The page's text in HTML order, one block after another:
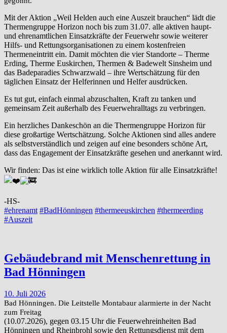
Mit der Aktion „Weil Helden auch eine Auszeit brauchen“ lädt die
Thermengruppe Horizon noch bis zum 31.07. alle aktiven haupt-
und ehrenamtlichen Einsatzkräfte der Feuerwehr sowie weiterer
Hilfs- und Rettungsorganisationen zu einem kostenfreien
Thermeneintritt ein. Damit möchten die vier Standorte – Therme
Erding, Therme Euskirchen, Thermen & Badewelt Sinsheim und
das Badeparadies Schwarzwald – ihre Wertschätzung für den
täglichen Einsatz der Helferinnen und Helfer ausdrücken.
Es tut gut, einfach einmal abzuschalten, Kraft zu tanken und
gemeinsam Zeit außerhalb des Feuerwehralltags zu verbringen.
Ein herzliches Dankeschön an die Thermengruppe Horizon für
diese großartige Wertschätzung. Solche Aktionen sind alles andere
als selbstverständlich und zeigen auf eine besonders schöne Art,
dass das Engagement der Einsatzkräfte gesehen und anerkannt wird.
Wir finden: Das ist eine wirklich tolle Aktion für alle Einsatzkräfte!
-HS-
#ehrenamt #BadHönningen #thermeeuskirchen #thermeerding
#Auszeit
Gebäudebrand mit Menschenrettung in
Bad Hönningen
10. Juli 2026
Bad Hönningen. Die Leitstelle Montabaur alarmierte in der Nacht
zum Freitag
(10.07.2026), gegen 03.15 Uhr die Feuerwehreinheiten Bad
Hönningen und Rheinbrohl sowie den Rettungsdienst mit dem